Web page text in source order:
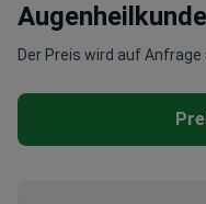
Der Preis wird auf Anfrage